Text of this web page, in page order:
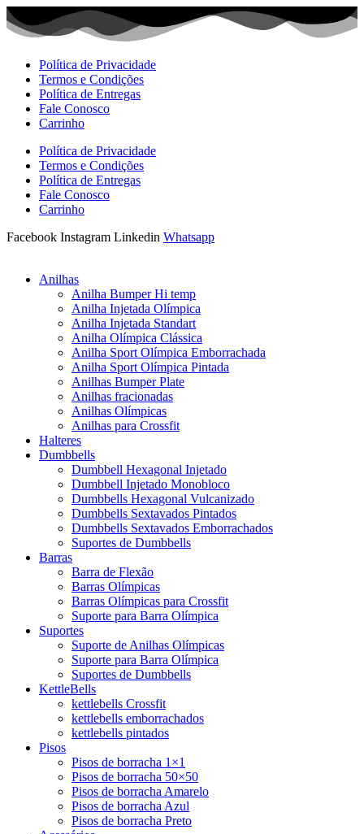
Ir
para
Política de Privacidade
Termos e Condições
Política de Entregas
Fale Conosco
Carrinho
Política de Privacidade
Termos e Condições
Política de Entregas
Fale Conosco
Carrinho
Facebook Instagram Linkedin Whatsapp
Anilhas
Anilha Bumper Hi temp
Anilha Injetada Olímpica
Anilha Injetada Standart
Anilha Olímpica Clássica
Anilha Sport Olímpica Emborrachada
Anilha Sport Olímpica Pintada
Anilhas Bumper Plate
Anilhas fracionadas
Anilhas Olímpicas
Anilhas para Crossfit
Halteres
Dumbbells
Dumbbell Hexagonal Injetado
Dumbbell Injetado Monobloco
Dumbbells Hexagonal Vulcanizado
Dumbbells Sextavados Pintados
Dumbbells Sextavados Emborrachados
Suportes de Dumbbells
Barras
Barra de Flexão
Barras Olímpicas
Barras Olímpicas para Crossfit
Suporte para Barra Olímpica
Suportes
Suporte de Anilhas Olímpicas
Suporte para Barra Olímpica
Suportes de Dumbbells
KettleBells
kettlebells Crossfit
kettlebells emborrachados
kettlebells pintados
Pisos
Pisos de borracha 1×1
Pisos de borracha 50×50
Pisos de borracha Amarelo
Pisos de borracha Azul
Pisos de borracha Preto